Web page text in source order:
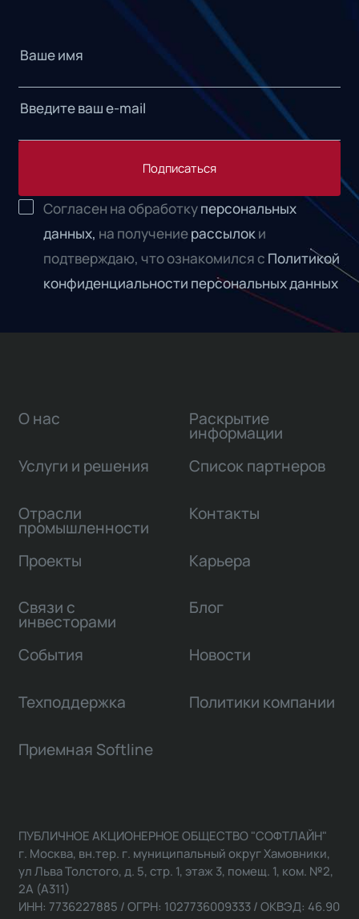
Подписаться
Согласен на обработкуперсональных
данных, на получениерассылоки
подтверждаю, что ознакомился с Политикой
конфиденциальности персональных данных
О нас
Услуги и решения
Отрасли
промышленности
Проекты
Связи с
инвесторами
Раскрытие
информации
Список партнеров
Контакты
Карьера
Блог
События Новости
Техподдержка Политики компании
Приемная Softline
ПУБЛИЧНОЕ АКЦИОНЕРНОЕ ОБЩЕСТВО "СОФТЛАЙН"
г. Москва, вн.тер. г. муниципальный округ Хамовники,
ул Льва Толстого, д. 5, стр. 1, этаж 3, помещ. 1, ком. №2,
2А (А311)
ИНН: 7736227885 / ОГРН: 1027736009333 / ОКВЭД: 46.90